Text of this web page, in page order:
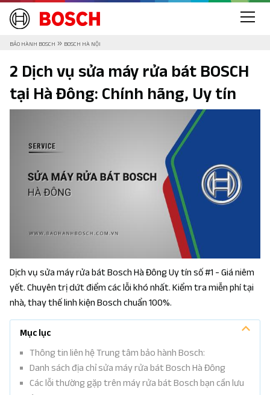
BẢO HÀNH BOSCH » BOSCH HÀ NỘI
2 Dịch vụ sửa máy rửa bát BOSCH
tại Hà Đông: Chính hãng, Uy tín
Dịch vụ sửa máy rửa bát Bosch Hà Đông Uy tín số #1 - Giá niêm
yết. Chuyên trị dứt điểm các lỗi khó nhất. Kiểm tra miễn phí tại
nhà, thay thế linh kiện Bosch chuẩn 100%.
Mục lục
Thông tin liên hệ Trung tâm bảo hành Bosch:
Danh sách địa chỉ sửa máy rửa bát Bosch Hà Đông
Các lỗi thường gặp trên máy rửa bát Bosch bạn cần lưu